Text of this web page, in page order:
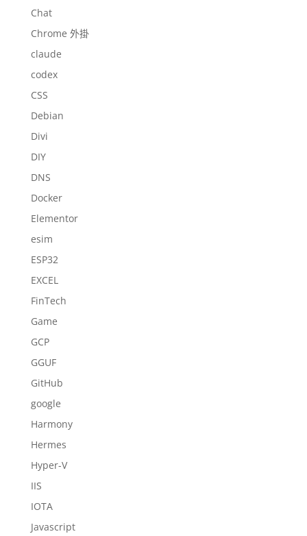
Chat
Chrome 外掛
claude
codex
CSS
Debian
Divi
DIY
DNS
Docker
Elementor
esim
ESP32
EXCEL
FinTech
Game
GCP
GGUF
GitHub
google
Harmony
Hermes
Hyper-V
IIS
IOTA
Javascript